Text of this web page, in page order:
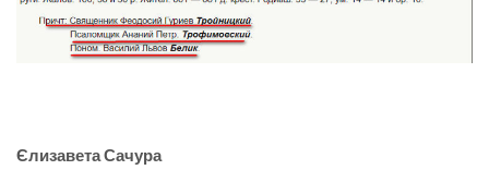
Єлизавета Сачура